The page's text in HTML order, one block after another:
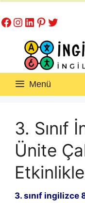
atla
Facebook
Instagram
LinkedIn
Pinterest
Twitter
Menü
3. Sınıf
Ünite
3. sınıf ingilizce